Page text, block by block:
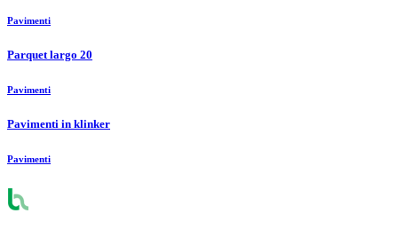
Pavimenti
Parquet largo 20
Pavimenti
Pavimenti in klinker
Pavimenti